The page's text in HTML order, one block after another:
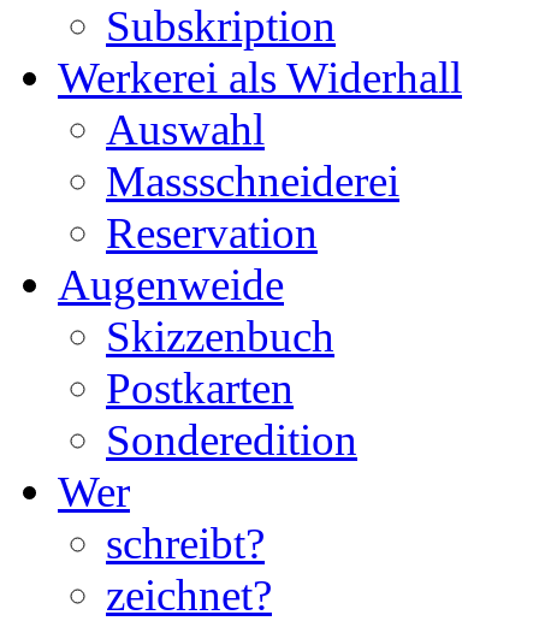
Subskription
Werkerei als Widerhall
Auswahl
Massschneiderei
Reservation
Augenweide
Skizzenbuch
Postkarten
Sonderedition
Wer
schreibt?
zeichnet?